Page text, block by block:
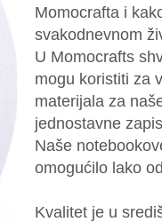
Momocrafta i
svakodnevnom
U Momocrafts
mogu koristiti za
materijala za
jednostavne
Naše
omogućilo lako
Kvalitet je u